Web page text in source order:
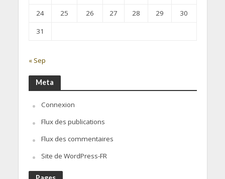
24
25 26 27 28 29
30
31
« Sep
Meta
Connexion
Flux des publications
Flux des commentaires
Site de WordPress-FR